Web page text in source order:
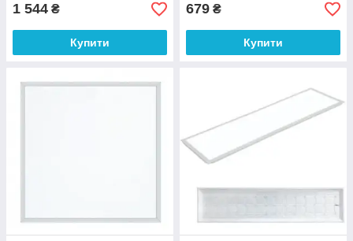
1 544 ₴
Купити
679 ₴
Купити